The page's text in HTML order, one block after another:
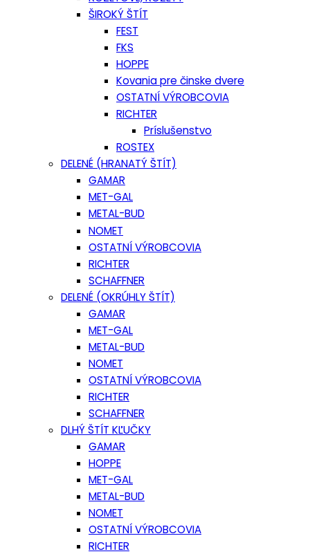
ŠIROKÝ ŠTÍT
FEST
FKS
HOPPE
Kovania pre činske dvere
OSTATNÍ VÝROBCOVIA
RICHTER
Príslušenstvo
ROSTEX
DELENÉ (HRANATÝ ŠTÍT)
GAMAR
MET-GAL
METAL-BUD
NOMET
OSTATNÍ VÝROBCOVIA
RICHTER
SCHAFFNER
DELENÉ (OKRÚHLY ŠTÍT)
GAMAR
MET-GAL
METAL-BUD
NOMET
OSTATNÍ VÝROBCOVIA
RICHTER
SCHAFFNER
DLHÝ ŠTÍT KĽUČKY
GAMAR
HOPPE
MET-GAL
METAL-BUD
NOMET
OSTATNÍ VÝROBCOVIA
RICHTER